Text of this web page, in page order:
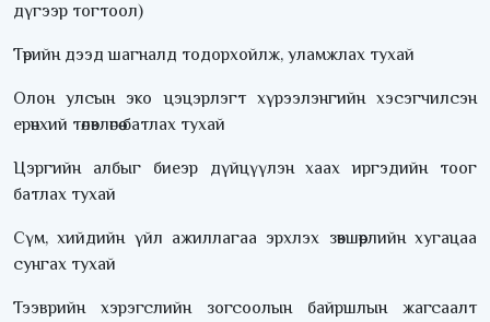
дүгээр тогтоол)
Төрийн дээд шагналд тодорхойлж, уламжлах тухай
Олон улсын эко цэцэрлэгт хүрээлэнгийн хэсэгчилсэн
ерөнхий төлөвлөгөө батлах тухай
Цэргийн албыг биеэр дүйцүүлэн хаах иргэдийн тоог
батлах тухай
Сүм, хийдийн үйл ажиллагаа эрхлэх зөвшөөрлийн хугацаа
сунгах тухай
Тээврийн хэрэгслийн зогсоолын байршлын жагсаалт